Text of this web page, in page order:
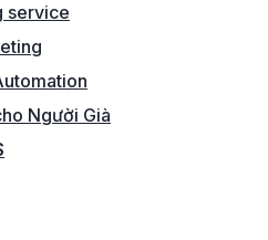
service
Người Già